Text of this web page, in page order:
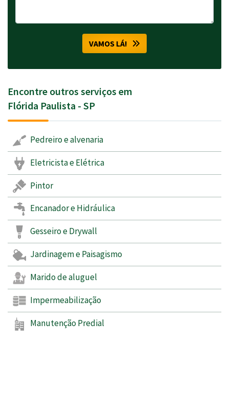
VAMOS LÁ!
Encontre outros serviços em
Flórida Paulista - SP
Pedreiro e alvenaria
Eletricista e Elétrica
Pintor
Encanador e Hidráulica
Gesseiro e Drywall
Jardinagem e Paisagismo
Marido de aluguel
Impermeabilização
Manutenção Predial